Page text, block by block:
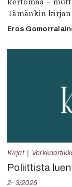
Tämänkin
Eros
Kirjat
Poliittista
2–3/2026